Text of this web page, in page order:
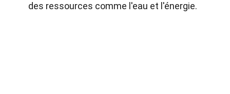
des ressources comme l'eau et l'énergie.